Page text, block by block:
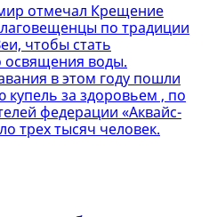
отмечал Крещение
по традиции
чтобы стать
освящения воды.
в этом году пошли
за здоровьем , по
федерации «Аквайс-
трех тысяч человек.